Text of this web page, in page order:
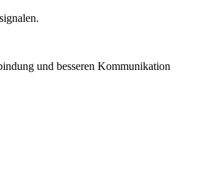
und besseren Kommunikation